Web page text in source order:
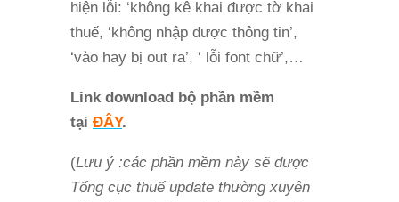
hiện lỗi: ‘không kê khai được tờ khai
thuế, ‘không nhập được thông tin’,
‘vào hay bị out ra’, ‘ lỗi font chữ’,…
Link download bộ phần mềm
tại ĐÂY.
(Lưu ý :các phần mềm này sẽ được
Tổng cục thuế update thường xuyên